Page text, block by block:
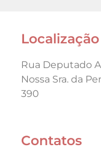
Localização
Rua Deputado
Nossa Sra. da
390
Contatos